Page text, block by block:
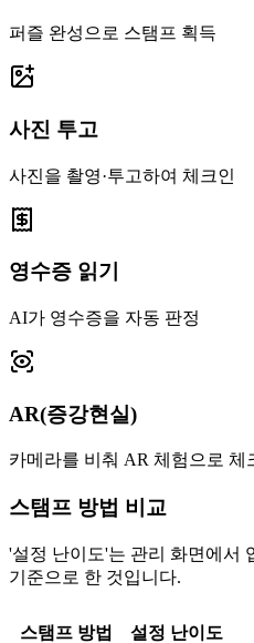
퍼즐 완성으로 스탬프 획득
사진 투고
사진을 촬영·투고하여 체크인
영수증 읽기
AI가 영수증을 자동 판정
AR(증강현실)
카메라를 비춰 AR 체험으로 체
스탬프 방법 비교
'설정 난이도'는 관리 화면에서
기준으로 한 것입니다.
스탬프 방법 설정 난이도